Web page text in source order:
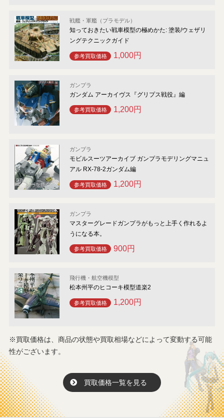
戦艦・軍艦（プラモデル）
知っておきたい戦車模型の極めかた: 塗装/ウェザリ
ングテクニックガイド
参考買取価格 1,000円
ガンプラ
ガンダム アーカイヴス『グリプス戦役』編
参考買取価格 1,200円
ガンプラ
モビルスーツアーカイブ ガンプラモデリングマニュ
アル RX-78-2ガンダム編
参考買取価格 1,200円
ガンプラ
マスターグレードガンプラがもっと上手く作れるよ
うになる本。
参考買取価格 900円
飛行機・航空機模型
松本州平のヒコーキ模型道楽2
参考買取価格 1,200円
※買取価格は、商品の状態や買取相場などによって変動する可能
性がございます。
買取価格一覧を見る